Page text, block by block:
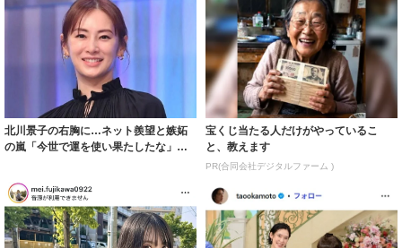
北川景子の右胸に…ネット羨望と嫉妬
の嵐「今世で運を使い果たしたな」
宝くじ当たる人だけがやっているこ
と、教えます
PR(合同会社デジタルファーム )